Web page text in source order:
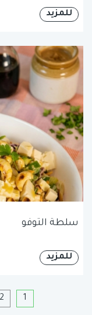
للمزيد
سلطة التوفو
للمزيد
1
2